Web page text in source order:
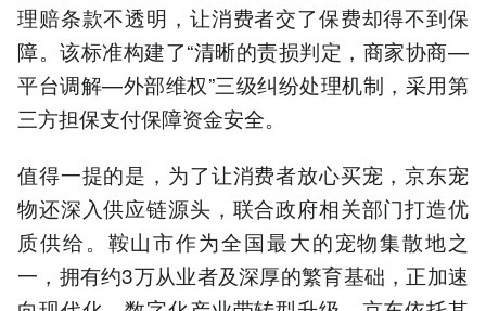
理赔条款不透明，让消费者交了保费却得不到保
障。该标准构建了“清晰的责损判定，商家协商—
平台调解—外部维权”三级纠纷处理机制，采用第
三方担保支付保障资金安全。
值得一提的是，为了让消费者放心买宠，京东宠
物还深入供应链源头，联合政府相关部门打造优
质供给。鞍山市作为全国最大的宠物集散地之
一，拥有约3万从业者及深厚的繁育基础，正加速